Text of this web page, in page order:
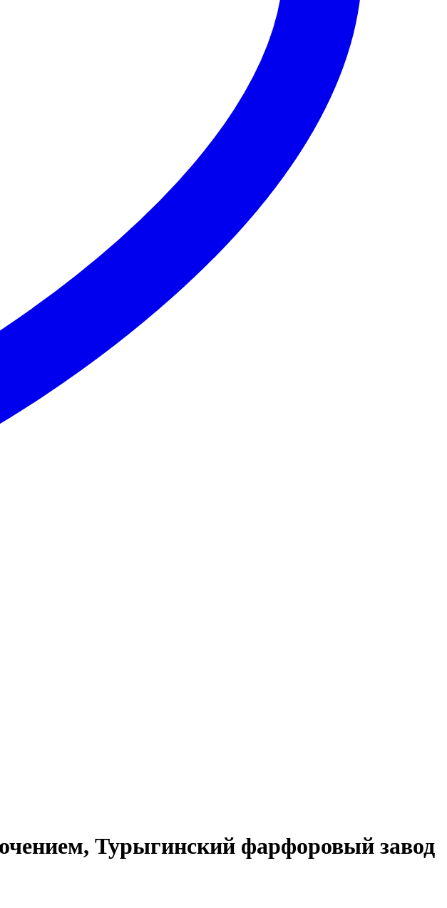
Турыгинский фарфоровый завод